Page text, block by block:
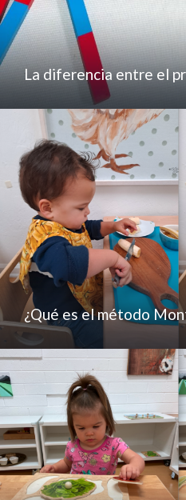
La diferencia entre el
¿Qué es el método